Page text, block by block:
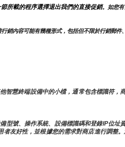
所載的程序選擇退出我們的直接促銷。如您
銷內容可能有幾種形式，包括但不限於行銷郵件
慧終端設備中的小檔，通常包含標識符
號、操作系統、設備標識碼和登錄IP位
友好性，並根據您的需求對商店進行調整